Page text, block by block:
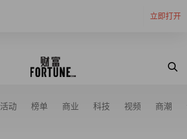
立即打开
活动 榜单 商业 科技 视频 商潮